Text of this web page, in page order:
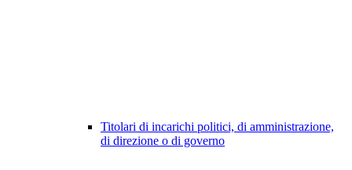
Titolari di incarichi politici, di amministrazione,
di direzione o di governo